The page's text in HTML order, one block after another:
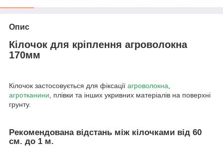
Опис
Кілочок для кріплення агроволокна
170мм
Кілочок застосовується для фіксації агроволокна,
агротканини, плівки та інших укривних матеріалів на поверхні
грунту.
Рекомендована відстань між кілочками від 60
см. до 1 м.